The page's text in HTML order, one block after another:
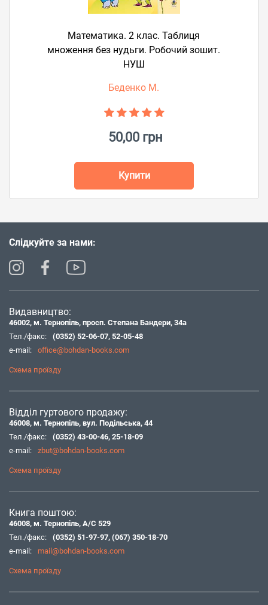
Математика. 2 клас. Таблиця
множення без нудьги. Робочий зошит.
НУШ
Беденко М.
50,00 грн
Купити
Слідкуйте за нами:
Видавництво:
46002, м. Тернопіль, просп. Степана Бандери, 34а
Тел./факс:
(0352) 52-06-07, 52-05-48
e-mail:
office@bohdan-books.com
Схема проїзду
Відділ гуртового продажу:
46008, м. Тернопіль, вул. Подільська, 44
Тел./факс:
(0352) 43-00-46, 25-18-09
e-mail:
zbut@bohdan-books.com
Схема проїзду
Книга поштою:
46008, м. Тернопіль, А/С 529
Тел./факс:
(0352) 51-97-97, (067) 350-18-70
e-mail:
mail@bohdan-books.com
Схема проїзду